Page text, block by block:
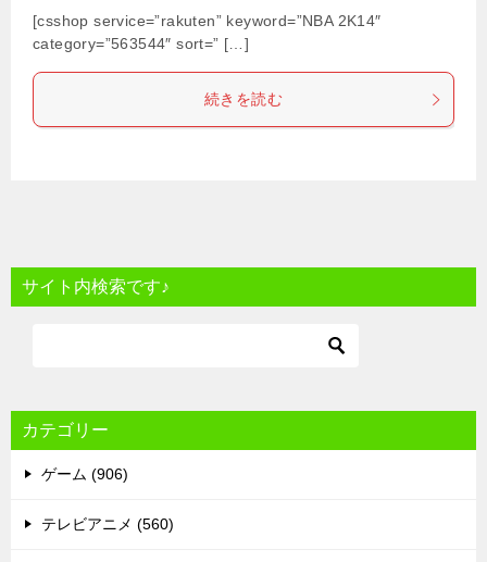
[csshop service=”rakuten” keyword=”NBA 2K14″
category=”563544″ sort=” […]
続きを読む
サイト内検索です♪
カテゴリー
ゲーム (906)
テレビアニメ (560)